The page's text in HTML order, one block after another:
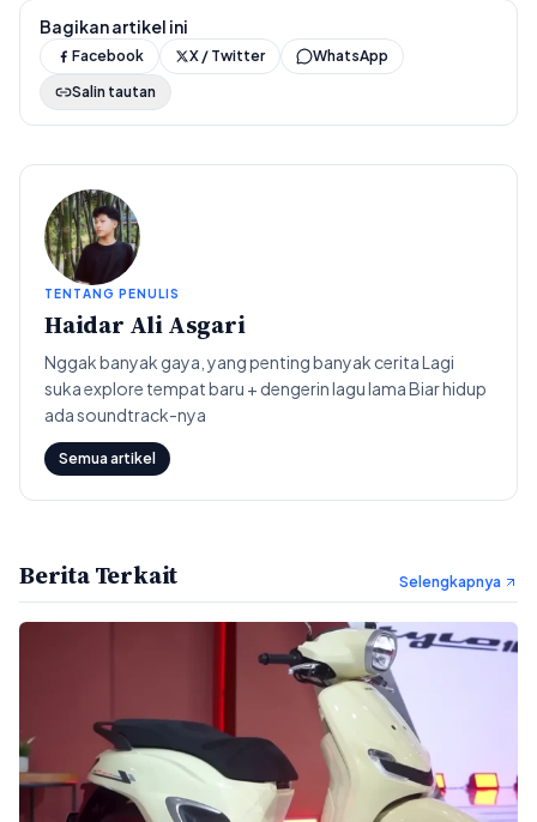
Bagikan artikel ini
Facebook X / Twitter
WhatsApp
Salin tautan
TENTANG PENULIS
Haidar Ali Asgari
Nggak banyak gaya, yang penting banyak cerita Lagi
suka explore tempat baru + dengerin lagu lama Biar hidup
ada soundtrack-nya
Semua artikel
Berita Terkait Selengkapnya